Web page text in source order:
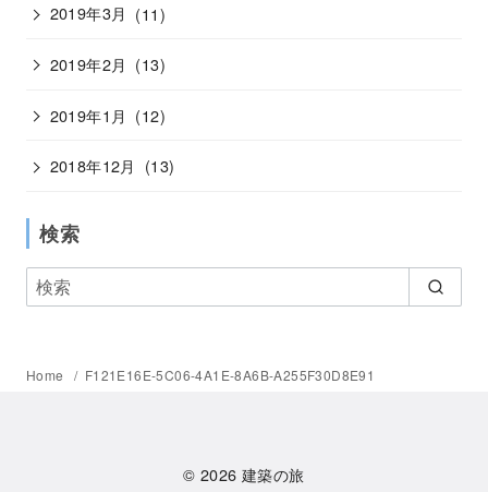
2019年3月 (11)
2019年2月 (13)
2019年1月 (12)
2018年12月 (13)
検索
Home F121E16E-5C06-4A1E-8A6B-A255F30D8E91
© 2026建築の旅